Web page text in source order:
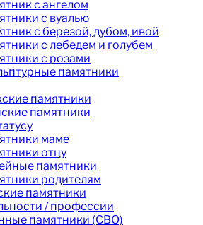
с ангелом
с вуалью
с березой, дубом, ивой
с лебедем и голубем
с розами
памятники
памятники
памятники
маме
отцу
памятники
родителям
памятники
/ профессии
памятники (СВО)